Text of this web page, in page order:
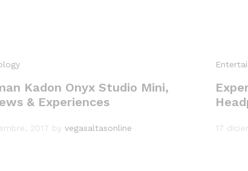
Kadon Onyx Studio Mini,
& Experiences
2017 by vegasaltasonline 17